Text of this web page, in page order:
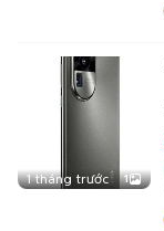
1 tháng trước 1